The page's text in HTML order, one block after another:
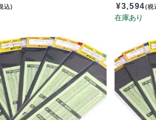
込) ¥3,594(税